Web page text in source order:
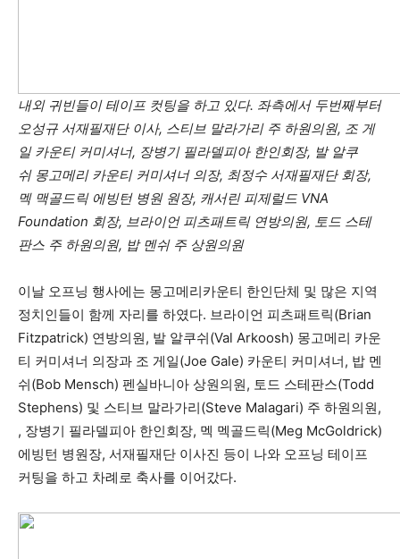
내외 귀빈들이 테이프 컷팅을 하고 있다. 좌측에서 두번째부터
오성규 서재필재단 이사, 스티브 말라가리 주 하원의원, 조 게
일 카운티 커미셔너, 장병기 필라델피아 한인회장, 발 알쿠
쉬 몽고메리 카운티 커미셔너 의장, 최정수 서재필재단 회장,
멕 맥골드릭 에빙턴 병원 원장, 캐서린 피제럴드 VNA
Foundation 회장, 브라이언 피츠패트릭 연방의원, 토드 스테
판스 주 하원의원, 밥 멘쉬 주 상원의원
이날 오프닝 행사에는 몽고메리카운티 한인단체 및 많은 지역
정치인들이 함께 자리를 하였다. 브라이언 피츠패트릭(Brian
Fitzpatrick) 연방의원, 발 알쿠쉬(Val Arkoosh) 몽고메리 카운
티 커미셔너 의장과 조 게일(Joe Gale) 카운티 커미셔너, 밥 멘
쉬(Bob Mensch) 펜실바니아 상원의원, 토드 스테판스(Todd
Stephens) 및 스티브 말라가리(Steve Malagari) 주 하원의원,
, 장병기 필라델피아 한인회장, 멕 멕골드릭(Meg McGoldrick)
에빙턴 병원장, 서재필재단 이사진 등이 나와 오프닝 테이프
커팅을 하고 차례로 축사를 이어갔다.